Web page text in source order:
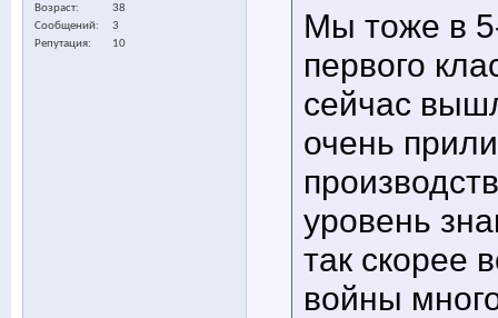
Возраст
38
Сообщений
3
Репутация
10
Мы тоже в
первого
сейчас
очень
уровень
так скорее
войны